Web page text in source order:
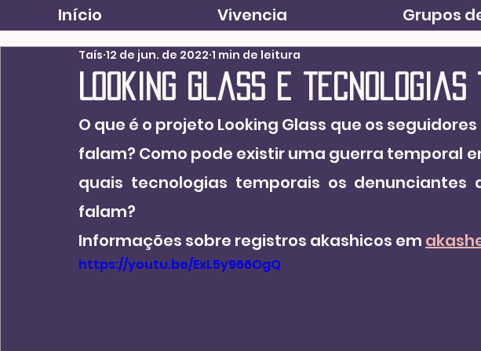
Início Vivencia Grupos
Looking Glass e tecnologias
Taís 12 de jun. de 2022 1 min de leitura
O que é o projeto Looking Glass que os
falam? Como pode existir uma guerra temporal
quais tecnologias temporais os denunciantes
falam?
Informações sobre registros akashicos em
https://youtu.be/ExL5y966OgQ